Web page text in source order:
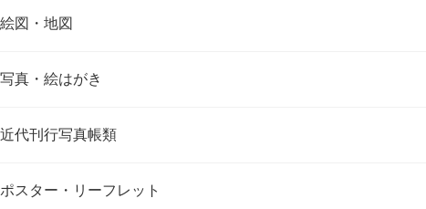
絵図・地図
写真・絵はがき
近代刊行写真帳類
ポスター・リーフレット